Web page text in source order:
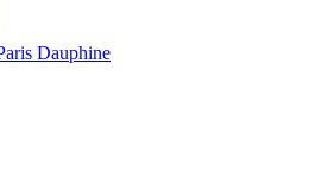
Dauphine